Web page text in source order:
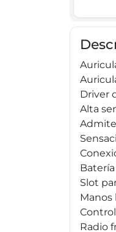
Driver
Alta
Slot
Manos
Radio